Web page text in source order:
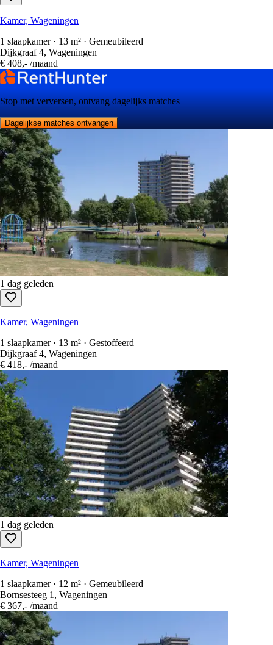
Kamer, Wageningen
1 slaapkamer · 13 m² · Gemeubileerd
Dijkgraaf 4, Wageningen
€ 408,- /maand
Stop met verversen, ontvang dagelijks matches
Dagelijkse matches ontvangen
1 dag geleden
Kamer, Wageningen
1 slaapkamer · 13 m² · Gestoffeerd
Dijkgraaf 4, Wageningen
€ 418,- /maand
1 dag geleden
Kamer, Wageningen
1 slaapkamer · 12 m² · Gemeubileerd
Bornsesteeg 1, Wageningen
€ 367,- /maand